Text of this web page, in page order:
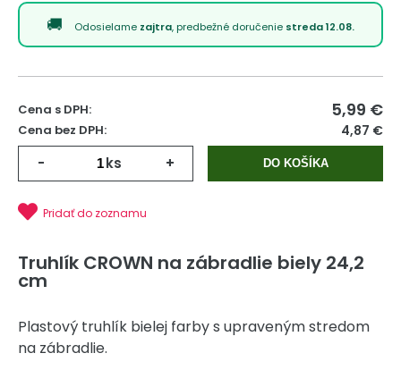
Odosielame zajtra, predbežné doručenie streda 12.08.
Cena s DPH: 5,99 €
Cena bez DPH: 4,87 €
- ks + DO KOŠÍKA
Pridať do zoznamu
Truhlík CROWN na zábradlie biely 24,2
cm
Plastový truhlík bielej farby s upraveným stredom
na zábradlie.